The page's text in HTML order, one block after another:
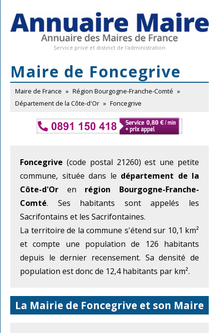
Service privé et distinct de l'administration
Maire de Foncegrive
Maire de France » Région Bourgogne-Franche-Comté »
Département de la Côte-d'Or » Foncegrive
Foncegrive (code postal 21260) est une petite
commune, située dans le département de la
Côte-d'Or en région Bourgogne-Franche-
Comté. Ses habitants sont appelés les
Sacrifontains et les Sacrifontaines.
La territoire de la commune s'étend sur 10,1 km²
et compte une population de 126 habitants
depuis le dernier recensement. Sa densité de
population est donc de 12,4 habitants par km².
La Mairie de Foncegrive et son Maire